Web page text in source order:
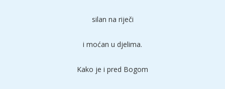
silan na riječi
i moćan u djelima.
Kako je i pred Bogom